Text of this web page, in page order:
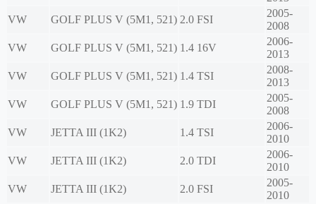
VW
GOLF PLUS V (5M1, 521) 2.0 FSI
2005-
2008
VW
GOLF PLUS V (5M1, 521) 1.4 16V
2006-
2013
VW
GOLF PLUS V (5M1, 521) 1.4 TSI
2008-
2013
VW
GOLF PLUS V (5M1, 521) 1.9 TDI
2005-
2008
VW
JETTA III (1K2) 1.4 TSI
2006-
2010
VW
JETTA III (1K2) 2.0 TDI
2006-
2010
VW
JETTA III (1K2) 2.0 FSI
2005-
2010